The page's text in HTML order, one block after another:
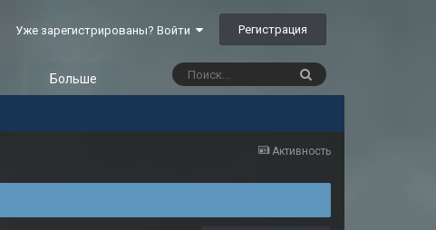
Уже зарегистрированы? Войти Регистрация
Больше
Активность